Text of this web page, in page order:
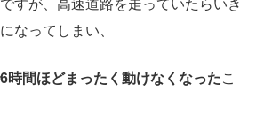
すが、高速道路を走っていたらいき
なってしまい、
時間ほどまったく動けなくなったこ